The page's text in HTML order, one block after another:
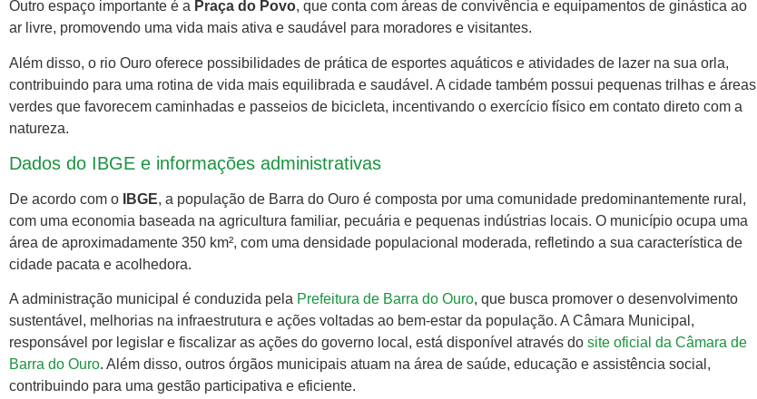
Outro espaço importante é a Praça do Povo, que conta com áreas de convivência e equipamentos de ginástica ao
ar livre, promovendo uma vida mais ativa e saudável para moradores e visitantes.
Além disso, o rio Ouro oferece possibilidades de prática de esportes aquáticos e atividades de lazer na sua orla,
contribuindo para uma rotina de vida mais equilibrada e saudável. A cidade também possui pequenas trilhas e áreas
verdes que favorecem caminhadas e passeios de bicicleta, incentivando o exercício físico em contato direto com a
natureza.
Dados do IBGE e informações administrativas
De acordo com o IBGE, a população de Barra do Ouro é composta por uma comunidade predominantemente rural,
com uma economia baseada na agricultura familiar, pecuária e pequenas indústrias locais. O município ocupa uma
área de aproximadamente 350 km², com uma densidade populacional moderada, refletindo a sua característica de
cidade pacata e acolhedora.
A administração municipal é conduzida pela Prefeitura de Barra do Ouro, que busca promover o desenvolvimento
sustentável, melhorias na infraestrutura e ações voltadas ao bem-estar da população. A Câmara Municipal,
responsável por legislar e fiscalizar as ações do governo local, está disponível através do site oficial da Câmara de
Barra do Ouro. Além disso, outros órgãos municipais atuam na área de saúde, educação e assistência social,
contribuindo para uma gestão participativa e eficiente.